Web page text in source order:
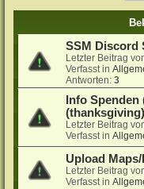
SSM Discord
Letzter Beitrag
Verfasst in
Antworten:3
Info
(thanksgiving)
Letzter Beitrag
Verfasst in
Upload
Letzter Beitrag
Verfasst in